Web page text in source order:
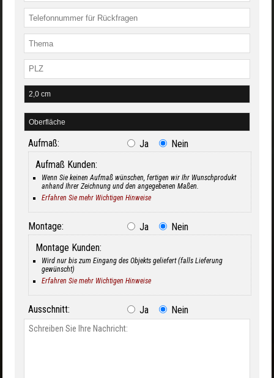
Aufmaß: Ja
Nein
Aufmaß Kunden:
Wenn Sie keinen Aufmaß wünschen, fertigen wir Ihr Wunschprodukt
anhand Ihrer Zeichnung und den angegebenen Maßen.
Erfahren Sie mehr Wichtigen Hinweise
Montage: Ja
Nein
Montage Kunden:
Wird nur bis zum Eingang des Objekts geliefert (falls Lieferung
gewünscht)
Erfahren Sie mehr Wichtigen Hinweise
Ausschnitt: Ja Nein